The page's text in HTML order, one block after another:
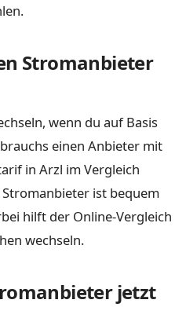
Stromanbieter
wenn du auf Basis
einen Anbieter mit
in Arzl im Vergleich
ist bequem
hilft der Online-Vergleich
wechseln.
jetzt